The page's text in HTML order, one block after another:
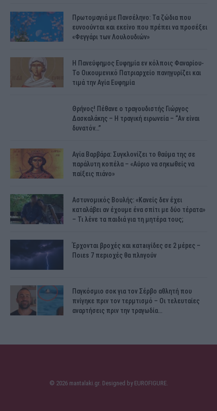
Πρωτομαγιά με Πανσέληνο: Τα ζώδια που
ευνοούνται και εκείνο που πρέπει να προσέξει
«Φεγγάρι των Λουλουδιών»
H Πανεύφημος Ευφημία εν κόλποις Φαναρίου-
Το Οικουμενικό Πατριαρχείο πανηγυρίζει και
τιμά την Αγία Ευφημία
Θρήνος! Πέθανε ο τραγουδιστής Γιώργος
Δασκαλάκης – Η τραγική ειρωνεία – “Αν είναι
δυνατόν…”
Αγία Βαρβάρα: Συγκλονίζει το θαύμα της σε
παράλυτη κοπέλα – «Αύριο να σηκωθείς να
παίξεις πιάνο»
Αστυνομικός Bουλής: «Κανείς δεν έχει
καταλάβει αν έχουμε ένα σπίτι με δύο τέρατα»
– Τι λένε τα παιδιά για τη μητέρα τους;
Έρχονται βροχές και κατaιγίδες σε 2 μέpες –
Ποιεs 7 πεpιοχές θα πλnγούν
Παγκόσμιο σοκ για τον Σέρβο αθλητή που
πνίγηκε πριν τον τερμτισμό – Οι τελευταίες
αναρτήσεις πριν την τραγωδία…
© 2026 mantalaki.gr. Designed by EUROFIGURE.